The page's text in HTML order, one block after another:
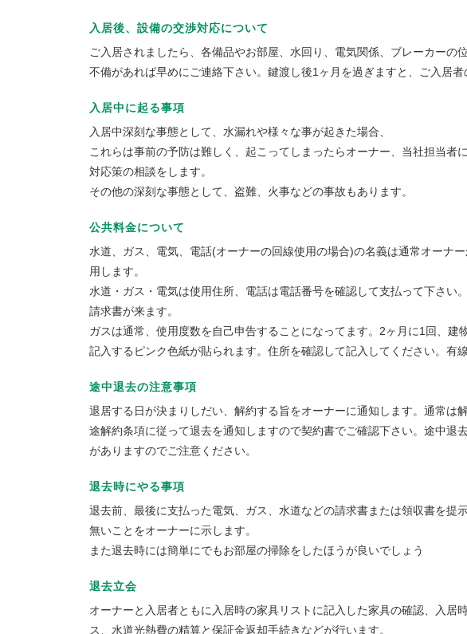
入居後、設備の交渉対応について
ご入居されましたら、各備品やお部屋、水回り、電気関係、ブレーカーの
不備があれば早めにご連絡下さい。鍵渡し後1ヶ月を過ぎますと、ご入居者
入居中に起る事項
入居中深刻な事態として、水漏れや様々な事が起きた場合、
これらは事前の予防は難しく、起こってしまったらオーナー、当社担当者
対応策の相談をします。
その他の深刻な事態として、盗難、火事などの事故もあります。
公共料金について
水道、ガス、電気、電話(オーナーの回線使用の場合)の名義は通常オーナ
用します。
水道・ガス・電気は使用住所、電話は電話番号を確認して支払って下さい
請求書が来ます。
ガスは通常、使用度数を自己申告することになってます。2ヶ月に1回、建
記入するピンク色紙が貼られます。住所を確認して記入してください。有
途中退去の注意事項
退居する日が決まりしだい、解約する旨をオーナーに通知します。通常は
途解約条項に従って退去を通知しますので契約書でご確認下さい。途中退
がありますのでご注意ください。
退去時にやる事項
退去前、最後に支払った電気、ガス、水道などの請求書または領収書を提
無いことをオーナーに示します。
また退去時には簡単にでもお部屋の掃除をしたほうが良いでしょう
退去立会
オーナーと入居者ともに入居時の家具リストに記入した家具の確認、入居
ス、水道光熱費の精算と保証金返却手続きなどが行います。